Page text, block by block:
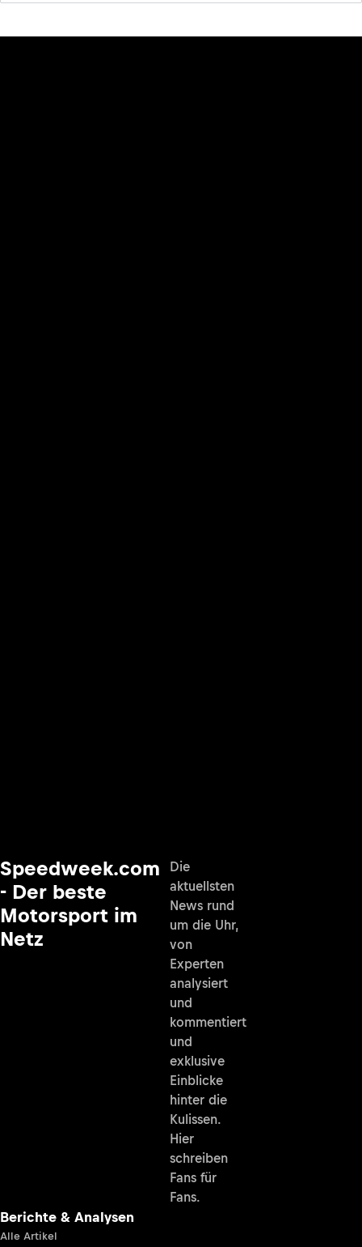
Speedweek.com
- Der beste
Motorsport im
Netz
Die
aktuellsten
News rund
um die Uhr,
von
Experten
analysiert
und
kommentiert
und
exklusive
Einblicke
hinter die
Kulissen.
Hier
schreiben
Fans für
Fans.
Berichte & Analysen
Alle Artikel